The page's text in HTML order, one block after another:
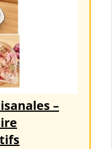
–